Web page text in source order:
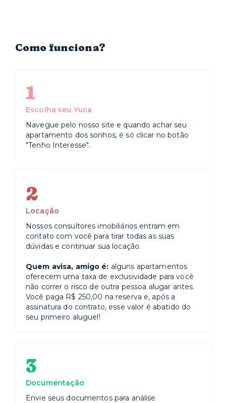
Como funciona?
1
Escolha seu Yuca
Navegue pelo nosso site e quando achar seu
apartamento dos sonhos, é só clicar no botão
"Tenho Interesse".
2
Locação
Nossos consultores imobiliários entram em
contato com você para tirar todas as suas
dúvidas e continuar sua locação.
Quem avisa, amigo é: alguns apartamentos
oferecem uma taxa de exclusividade para você
não correr o risco de outra pessoa alugar antes.
Você paga R$ 250,00 na reserva e, após a
assinatura do contrato, esse valor é abatido do
seu primeiro aluguel!
3
Documentação
Envie seus documentos para análise